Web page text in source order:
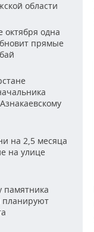
области
октября одна
прямые
на 2,5 месяца
на улице
памятника
планируют